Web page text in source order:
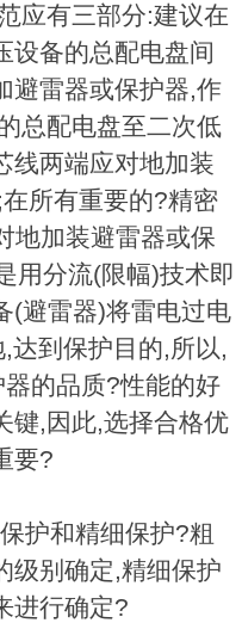
应有三部分:建议在
设备的总配电盘间
避雷器或保护器,作
总配电盘至二次低
线两端应对地加装
所有重要的?精密
地加装避雷器或保
用分流(限幅)技术即
(避雷器)将雷电过电
达到保护目的,所以,
的品质?性能的好
键,因此,选择合格优
要?
护和精细保护?粗
级别确定,精细保护
进行确定?